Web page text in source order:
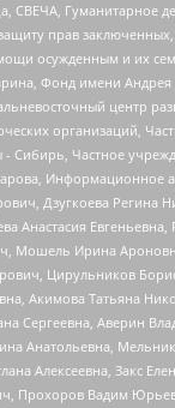
Гуманитарное
прав
осужденным и их
Фонд имени
центр
организаций,
Сибирь, Частное
Дзугкоева
Анастасия
Мошель Ирина
Цирульников
Акимова Татьяна
Сергеевна, Аверин
Анатольевна,
Алексеевна, Закс
Прохоров Вадим